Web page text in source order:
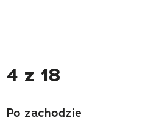
4 z 18
Po zachodzie